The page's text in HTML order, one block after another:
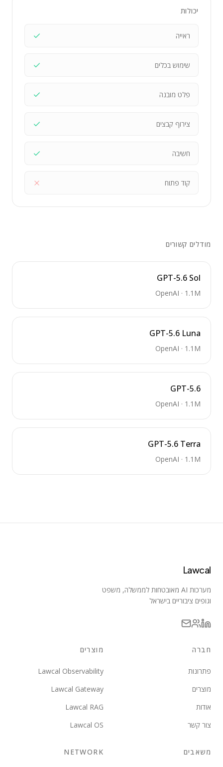
יכולות
ראייה
שימוש בכלים
פלט מובנה
צירוף קבצים
חשיבה
קוד פתוח
מודלים קשורים
GPT-5.6 Sol
OpenAI · 1.1M
GPT-5.6 Luna
OpenAI · 1.1M
GPT-5.6
OpenAI · 1.1M
GPT-5.6 Terra
OpenAI · 1.1M
Lawcal
מערכות AI מאובטחות לממשלה, משפט
וגופים ציבוריים בישראל
חברה
פתרונות
מוצרים
אודות
צור קשר
מוצרים
Lawcal Observability
Lawcal Gateway
Lawcal RAG
Lawcal OS
משאבים NETWORK